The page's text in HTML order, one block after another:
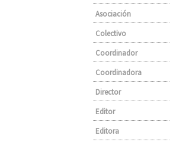
Asociación
Colectivo
Coordinador
Coordinadora
Director
Editor
Editora